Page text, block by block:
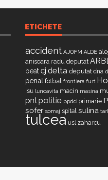
ETICHETE
accident AJOFM ALDE
anisoara radu deputat
beatcj delta deputat dna
penal fotbal frontiera furt
isu luncavita macin masina
pnl politie ppdd primarie
sofer somaj spital sulina
tulcea usl zaharcu